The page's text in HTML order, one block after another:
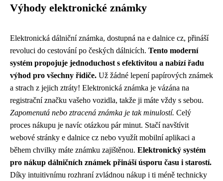
Výhody elektronické známky
Elektronická dálniční známka, dostupná na e dalnice cz, přináší
revoluci do cestování po českých dálnicích. Tento moderní
systém propojuje jednoduchost s efektivitou a nabízí řadu
výhod pro všechny řidiče. Už žádné lepení papírových známek
a strach z jejich ztráty! Elektronická známka je vázána na
registrační značku vašeho vozidla, takže ji máte vždy s sebou.
Zapomenutá nebo ztracená známka je tak minulostí. Celý
proces nákupu je navíc otázkou pár minut. Stačí navštívit
webové stránky e dalnice cz nebo využít mobilní aplikaci a
během chvilky máte známku zajištěnou. Elektronický systém
pro nákup dálničních známek přináší úsporu času i starostí.
Díky intuitivnímu rozhraní zvládnou nákup i ti méně technicky